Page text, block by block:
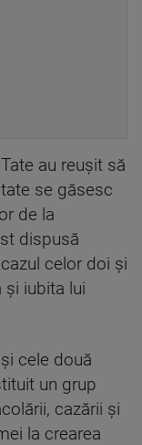
au reuşit să
se găsesc
de la
dispusă
celor doi şi
iubita lui
cele două
un grup
cazării şi
la crearea